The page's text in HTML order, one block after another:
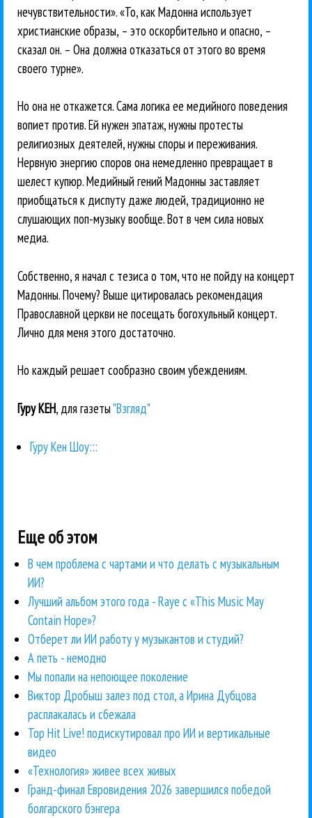
нечувствительности». «То, как Мадонна использует
христианские образы, – это оскорбительно и опасно, –
сказал он. – Она должна отказаться от этого во время
своего турне».
Но она не откажется. Сама логика ее медийного поведения
вопиет против. Ей нужен эпатаж, нужны протесты
религиозных деятелей, нужны споры и переживания.
Нервную энергию споров она немедленно превращает в
шелест купюр. Медийный гений Мадонны заставляет
приобщаться к диспуту даже людей, традиционно не
слушающих поп-музыку вообще. Вот в чем сила новых
медиа.
Собственно, я начал с тезиса о том, что не пойду на концерт
Мадонны. Почему? Выше цитировалась рекомендация
Православной церкви не посещать богохульный концерт.
Лично для меня этого достаточно.
Но каждый решает сообразно своим убеждениям.
Гуру КЕН, для газеты"Взгляд"
Гуру Кен Шоу:::
Еще об этом
В чем проблема с чартами и что делать с музыкальным
ИИ?
Лучший альбом этого года - Raye с «This Music May
Contain Hope»?
Отберет ли ИИ работу у музыкантов и студий?
А петь - немодно
Мы попали на непоющее поколение
Виктор Дробыш залез под стол, а Ирина Дубцова
расплакалась и сбежала
Top Hit Live! подискутировал про ИИ и вертикальные
видео
«Технология» живее всех живых
Гранд-финал Евровидения 2026 завершился победой
болгарского бэнгера